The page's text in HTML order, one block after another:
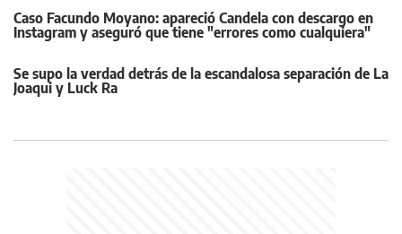
Caso Facundo Moyano: apareció Candela con descargo en
Instagram y aseguró que tiene "errores como cualquiera"
Se supo la verdad detrás de la escandalosa separación de La
Joaqui y Luck Ra